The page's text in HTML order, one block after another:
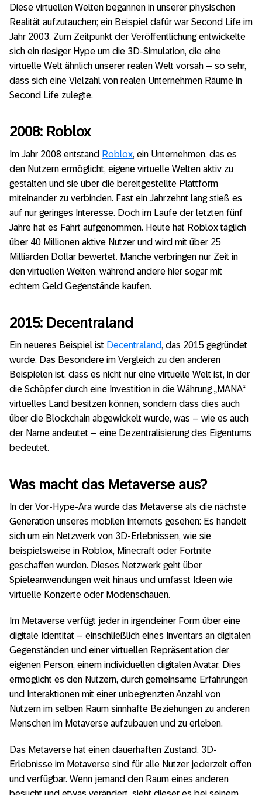
Diese virtuellen Welten begannen in unserer physischen
Realität aufzutauchen; ein Beispiel dafür war Second Life im
Jahr 2003. Zum Zeitpunkt der Veröffentlichung entwickelte
sich ein riesiger Hype um die 3D-Simulation, die eine
virtuelle Welt ähnlich unserer realen Welt vorsah – so sehr,
dass sich eine Vielzahl von realen Unternehmen Räume in
Second Life zulegte.
2008: Roblox
Im Jahr 2008 entstand Roblox, ein Unternehmen, das es
den Nutzern ermöglicht, eigene virtuelle Welten aktiv zu
gestalten und sie über die bereitgestellte Plattform
miteinander zu verbinden. Fast ein Jahrzehnt lang stieß es
auf nur geringes Interesse. Doch im Laufe der letzten fünf
Jahre hat es Fahrt aufgenommen. Heute hat Roblox täglich
über 40 Millionen aktive Nutzer und wird mit über 25
Milliarden Dollar bewertet. Manche verbringen nur Zeit in
den virtuellen Welten, während andere hier sogar mit
echtem Geld Gegenstände kaufen.
2015: Decentraland
Ein neueres Beispiel ist Decentraland, das 2015 gegründet
wurde. Das Besondere im Vergleich zu den anderen
Beispielen ist, dass es nicht nur eine virtuelle Welt ist, in der
die Schöpfer durch eine Investition in die Währung „MANA“
virtuelles Land besitzen können, sondern dass dies auch
über die Blockchain abgewickelt wurde, was – wie es auch
der Name andeutet – eine Dezentralisierung des Eigentums
bedeutet.
Was macht das Metaverse aus?
In der Vor-Hype-Ära wurde das Metaverse als die nächste
Generation unseres mobilen Internets gesehen: Es handelt
sich um ein Netzwerk von 3D-Erlebnissen, wie sie
beispielsweise in Roblox, Minecraft oder Fortnite
geschaffen wurden. Dieses Netzwerk geht über
Spieleanwendungen weit hinaus und umfasst Ideen wie
virtuelle Konzerte oder Modenschauen.
Im Metaverse verfügt jeder in irgendeiner Form über eine
digitale Identität – einschließlich eines Inventars an digitalen
Gegenständen und einer virtuellen Repräsentation der
eigenen Person, einem individuellen digitalen Avatar. Dies
ermöglicht es den Nutzern, durch gemeinsame Erfahrungen
und Interaktionen mit einer unbegrenzten Anzahl von
Nutzern im selben Raum sinnhafte Beziehungen zu anderen
Menschen im Metaverse aufzubauen und zu erleben.
Das Metaverse hat einen dauerhaften Zustand. 3D-
Erlebnisse im Metaverse sind für alle Nutzer jederzeit offen
und verfügbar. Wenn jemand den Raum eines anderen